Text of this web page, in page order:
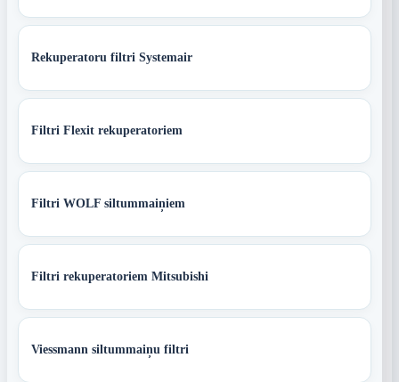
Rekuperatoru filtri Systemair
Filtri Flexit rekuperatoriem
Filtri WOLF siltummaiņiem
Filtri rekuperatoriem Mitsubishi
Viessmann siltummaiņu filtri